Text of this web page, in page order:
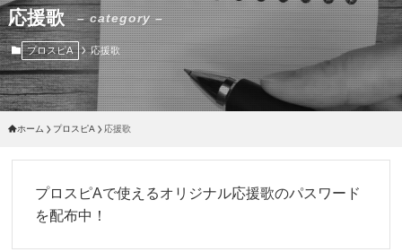
応援歌 – category –
プロスピA 応援歌
ホーム プロスピA 応援歌
プロスピAで使えるオリジナル応援歌のパスワード
を配布中！